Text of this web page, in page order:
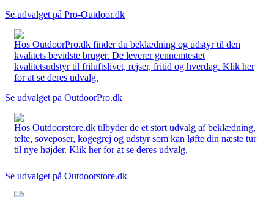
Se udvalget på Pro-Outdoor.dk
Hos OutdoorPro.dk finder du beklædning og udstyr til den
kvalitets bevidste bruger. De leverer gennemtestet
kvalitetsudstyr til friluftslivet, rejser, fritid og hverdag. Klik her
for at se deres udvalg.
Se udvalget på OutdoorPro.dk
Hos Outdoorstore.dk tilbyder de et stort udvalg af beklædning,
telte, soveposer, kogegrej og udstyr som kan løfte din næste tur
til nye højder. Klik her for at se deres udvalg.
Se udvalget på Outdoorstore.dk